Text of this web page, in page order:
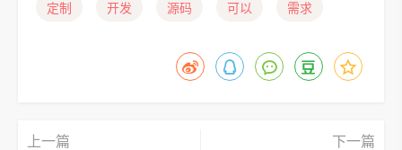
定制 开发 源码 可以 需求
上一篇
下一篇